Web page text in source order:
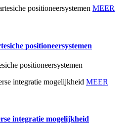
MEER
positioneersystemen
positioneersystemen
MEER
integratie mogelijkheid